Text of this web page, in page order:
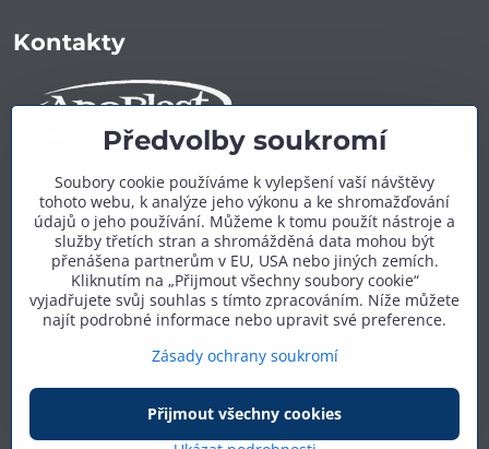
Kontakty
ApoPlast.cz
Telefon:+420 606 909 600
E-mail:info@apoplast.cz
Další kontakty:zde
©2026Copyright
Předvolby soukromíZásady ochrany soukromí
Podmínky používání
Předvolby soukromí
Soubory cookie používáme k vylepšení vaší návštěvy
tohoto webu, k analýze jeho výkonu a ke shromažďování
údajů o jeho používání. Můžeme k tomu použít nástroje a
služby třetích stran a shromážděná data mohou být
přenášena partnerům v EU, USA nebo jiných zemích.
Kliknutím na „Přijmout všechny soubory cookie“
vyjadřujete svůj souhlas s tímto zpracováním. Níže můžete
najít podrobné informace nebo upravit své preference.
Zásady ochrany soukromí
Přijmout všechny cookies